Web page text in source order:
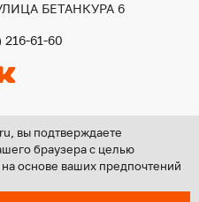
БЕТАНКУРА 6
216-61-60
«ЦЕНТР ГРУПП НН»
вы подтверждаете
браузера с целью
основе ваших предпочтений